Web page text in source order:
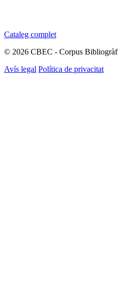
Cataleg complet
© 2026 CBEC - Corpus
Avís legal Política de privacitat